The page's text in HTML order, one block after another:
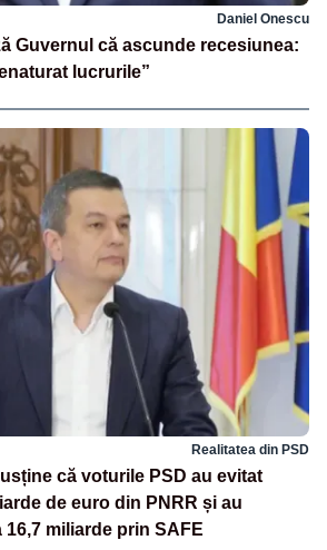
Daniel Onescu
Guvernul că ascunde recesiunea:
lucrurile”
Realitatea din PSD
că voturile PSD au evitat
de euro din PNRR și au
miliarde prin SAFE